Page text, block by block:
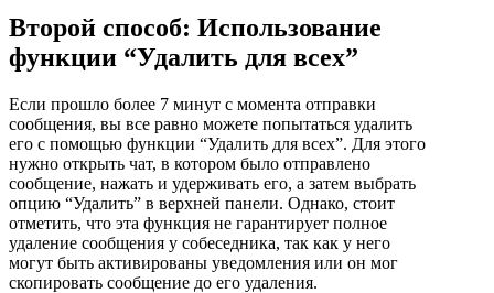
Второй способ: Использование
функции “Удалить для всех”
Если прошло более 7 минут с момента отправки
сообщения, вы все равно можете попытаться удалить
его с помощью функции “Удалить для всех”. Для этого
нужно открыть чат, в котором было отправлено
сообщение, нажать и удерживать его, а затем выбрать
опцию “Удалить” в верхней панели. Однако, стоит
отметить, что эта функция не гарантирует полное
удаление сообщения у собеседника, так как у него
могут быть активированы уведомления или он мог
скопировать сообщение до его удаления.